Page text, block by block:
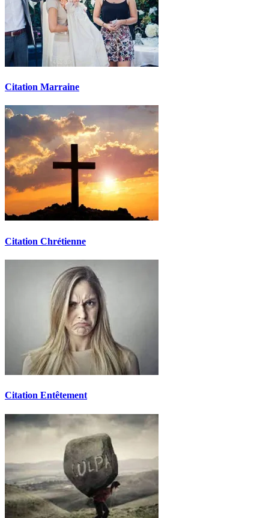
Citation Marraine
Citation Chrétienne
Citation Entêtement